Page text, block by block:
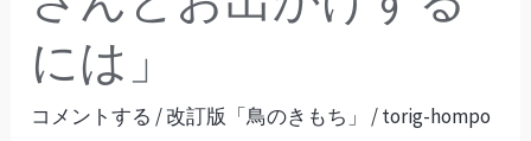
には」
コメントする /改訂版「鳥のきもち」 /torig-hompo
と
お
出
か